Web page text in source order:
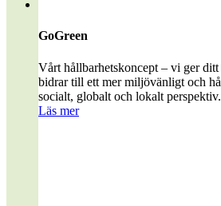
GoGreen
Vårt hållbarhetskoncept – vi ger
bidrar till ett mer miljövänligt och
socialt, globalt och lokalt perspektiv.
Läs mer